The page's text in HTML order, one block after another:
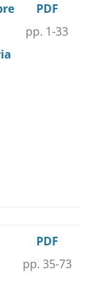
PDF
pp. 1-33
PDF
pp. 35-73